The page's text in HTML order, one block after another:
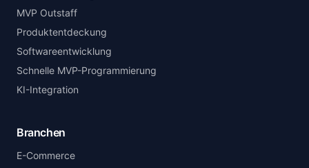
MVP Outstaff
Produktentdeckung
Softwareentwicklung
Schnelle MVP-Programmierung
KI-Integration
Branchen
E-Commerce